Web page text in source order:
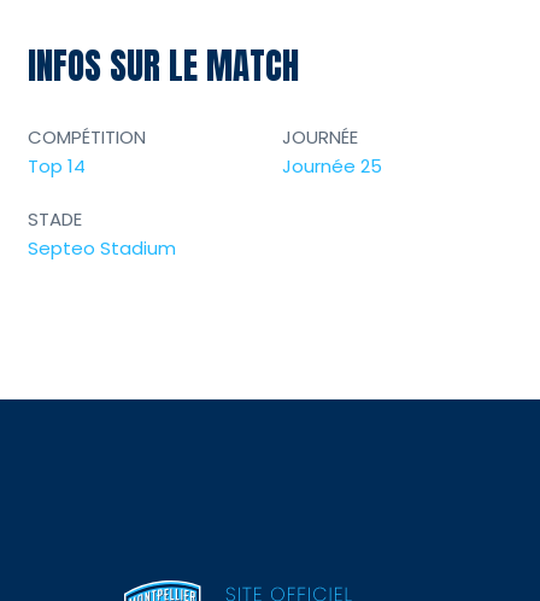
INFOS SUR LE MATCH
COMPÉTITION
Top 14
JOURNÉE
Journée 25
STADE
Septeo Stadium